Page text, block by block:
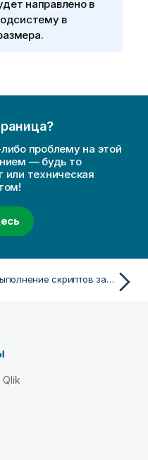
направлено в
в
проблему на этой
— будь то
техническая
Выполнение скриптов загрузки для экспорта данных в скриптах